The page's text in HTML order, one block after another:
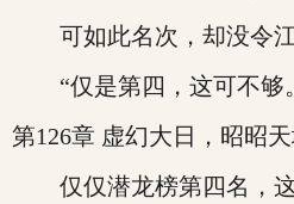
可如此名次，却没令江
“仅是第四，这可不够
第126章 虚幻大日，昭昭
仅仅潜龙榜第四名，这